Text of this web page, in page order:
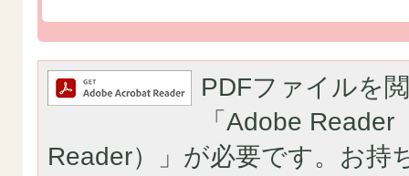
PDFファイルを
「Adobe Reader
Reader）」が必要です。お持